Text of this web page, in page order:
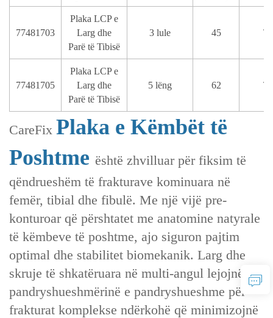
77481703
Plaka LCP e
Larg dhe
Parë të Tibisë
3 lule 45 T
77481705
Plaka LCP e
Larg dhe
Parë të Tibisë
5 lëng 62 T
CareFix Plaka e Këmbët të
Poshtme është zhvilluar për fiksim të
qëndrueshëm të frakturave kominuara në
femër, tibial dhe fibulë. Me një vijë pre-
konturoar që përshtatet me anatomine natyrale
të këmbeve të poshtme, ajo siguron pajtim
optimal dhe stabilitet biomekanik. Larg dhe
skruje të shkatëruara në multi-angul lejojnë
pandryshueshmërinë e pandryshueshme për
frakturat komplekse ndërkohë që minimizojnë